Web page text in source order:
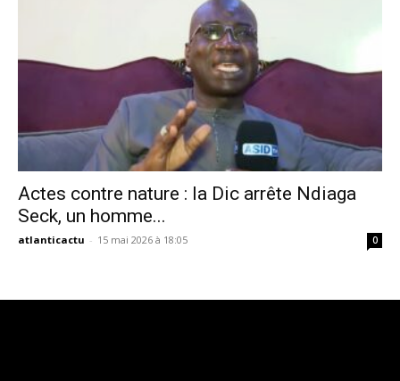
Actes contre nature : la Dic arrête Ndiaga
Seck, un homme...
atlanticactu - 15 mai 2026 à 18:05 0